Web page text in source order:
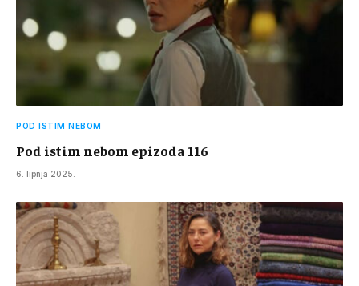
POD ISTIM NEBOM
Pod istim nebom epizoda 116
6. lipnja 2025.